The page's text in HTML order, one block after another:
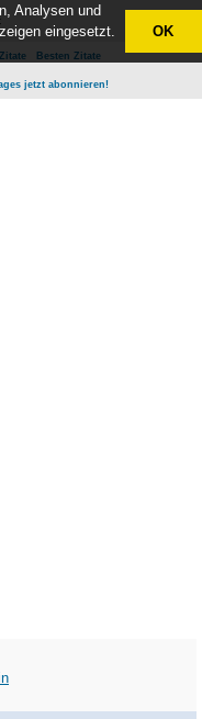
Besten Zitate
jetzt abonnieren!
Analysen und
eingesetzt.
OK